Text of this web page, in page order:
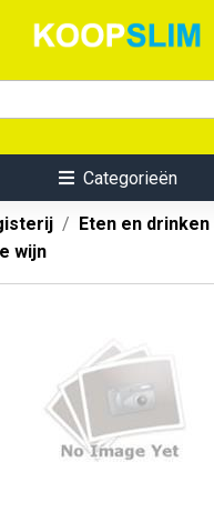
Categorieën
Eten en drinken
wijn